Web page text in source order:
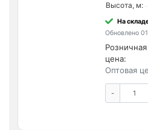
Высота, м:
На
Обновлено
Розничная
цена:
Оптовая
-